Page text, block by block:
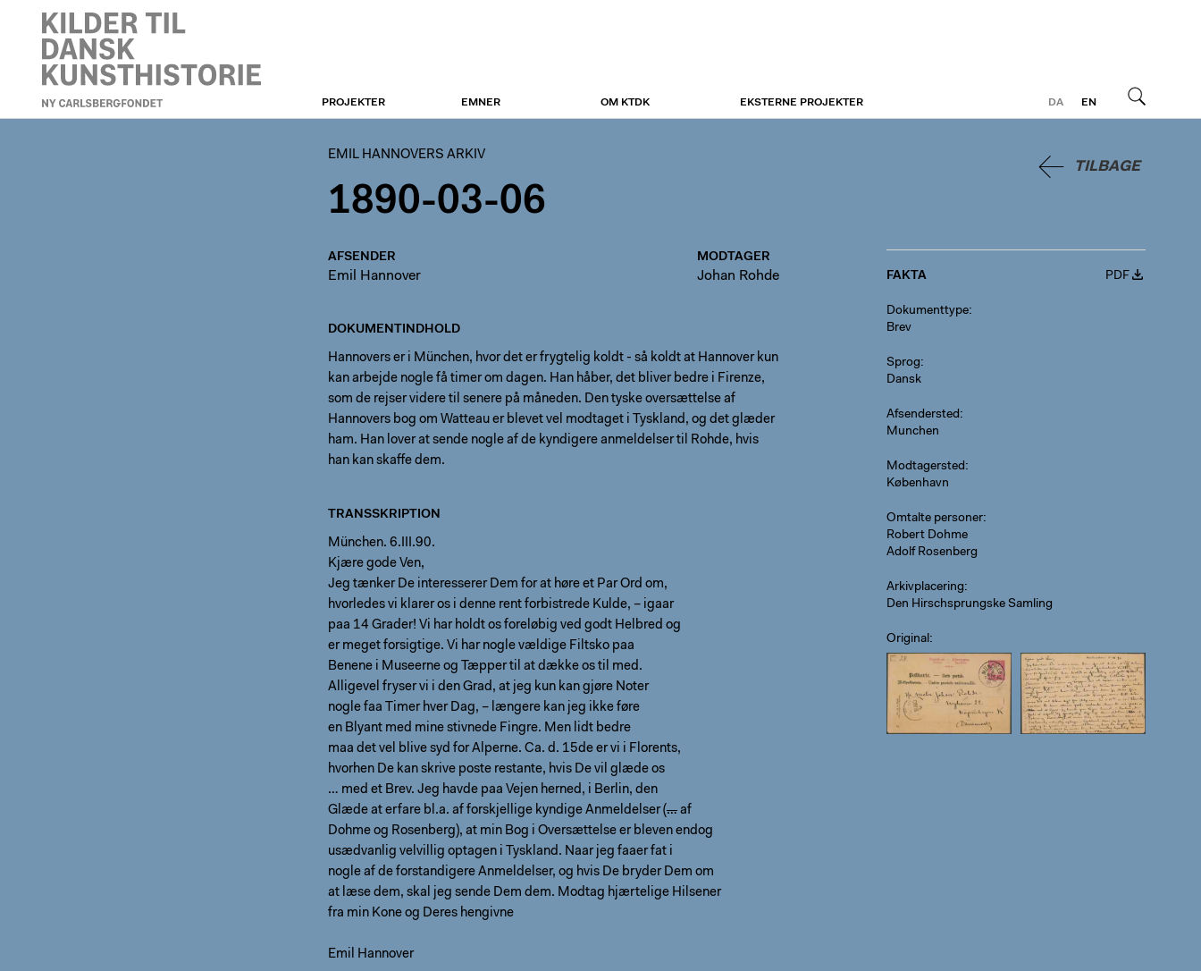
EMIL HANNOVERS ARKIV
DA
EN
PROJEKTER EMNER OM KTDK EKSTERNE PROJEKTER
TILBAGE
EMIL HANNOVERS ARKIV
1890-03-06
AFSENDER
Emil Hannover
MODTAGER
Johan Rohde
DOKUMENTINDHOLD
Hannovers er i München, hvor det er frygtelig koldt - så koldt at Hannover kun
kan arbejde nogle få timer om dagen. Han håber, det bliver bedre i Firenze,
som de rejser videre til senere på måneden. Den tyske oversættelse af
Hannovers bog om Watteau er blevet vel modtaget i Tyskland, og det glæder
ham. Han lover at sende nogle af de kyndigere anmeldelser til Rohde, hvis
han kan skaffe dem.
TRANSSKRIPTION
München. 6.III.90.
Kjære gode Ven,
Jeg tænker De interesserer Dem for at høre et Par Ord om,
hvorledes vi klarer os i denne rent forbistrede Kulde, – igaar
paa 14 Grader! Vi har holdt os foreløbig ved godt Helbred og
er meget forsigtige. Vi har nogle vældige Filtsko paa
Benene i Museerne og Tæpper til at dække os til med.
Alligevel fryser vi i den Grad, at jeg kun kan gjøre Noter
nogle faa Timer hver Dag, – længere kan jeg ikke føre
en Blyant med mine stivnede Fingre. Men lidt bedre
maa det vel blive syd for Alperne. Ca. d. 15de er vi i Florents,
hvorhen De kan skrive poste restante, hvis De vil glæde os
… med et Brev. Jeg havde paa Vejen herned, i Berlin, den
Glæde at erfare bl.a. af forskjellige kyndige Anmeldelser (… af
Dohme og Rosenberg), at min Bog i Oversættelse er bleven endog
usædvanlig velvillig optagen i Tyskland. Naar jeg faaer fat i
nogle af de forstandigere Anmeldelser, og hvis De bryder Dem om
at læse dem, skal jeg sende Dem dem. Modtag hjærtelige Hilsener
fra min Kone og Deres hengivne
Emil Hannover
FAKTA PDF
Dokumenttype
Brev
Sprog
Dansk
Afsendersted
Munchen
Modtagersted
København
Omtalte personer
Robert Dohme
Adolf Rosenberg
Arkivplacering
Den Hirschsprungske Samling
Original